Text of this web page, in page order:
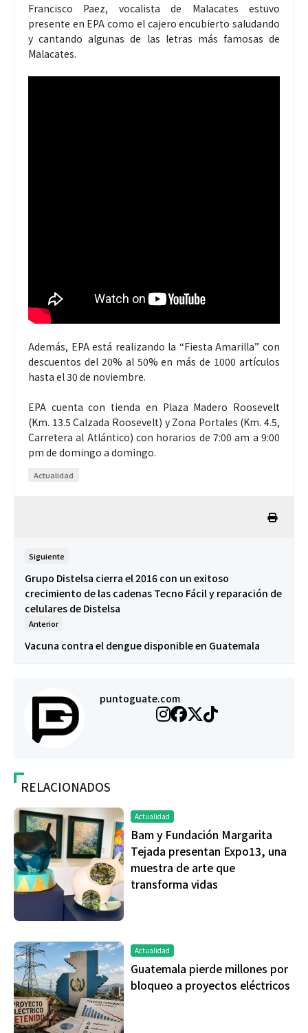
Francisco Paez, vocalista de Malacates estuvo
presente en EPA como el cajero encubierto saludando
y cantando algunas de las letras más famosas de
Malacates.
Además, EPA está realizando la “Fiesta Amarilla” con
descuentos del 20% al 50% en más de 1000 artículos
hasta el 30 de noviembre.
EPA cuenta con tienda en Plaza Madero Roosevelt
(Km. 13.5 Calzada Roosevelt) y Zona Portales (Km. 4.5,
Carretera al Atlántico) con horarios de 7:00 am a 9:00
pm de domingo a domingo.
Actualidad
Siguiente
Grupo Distelsa cierra el 2016 con un exitoso
crecimiento de las cadenas Tecno Fácil y reparación de
celulares de Distelsa
Anterior
Vacuna contra el dengue disponible en Guatemala
puntoguate.com
RELACIONADOS
Actualidad
Bam y Fundación Margarita
Tejada presentan Expo13, una
muestra de arte que
transforma vidas
Actualidad
Guatemala pierde millones por
bloqueo a proyectos eléctricos